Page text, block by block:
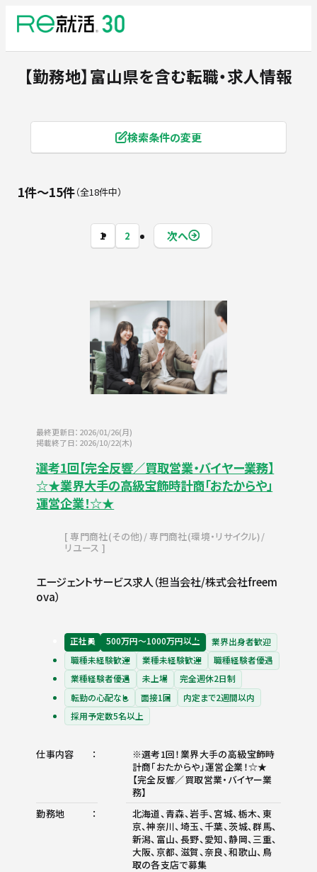
【勤務地】富山県を含む転職・求人情報
検索条件の変更
1 2 次へ
1件〜15件 全18件中
最終更新日：2026/01/26(月)
掲載終了日：2026/10/22(木)
選考1回【完全反響／買取営業・バイヤー業務】
☆★業界大手の高級宝飾時計商「おたからや」
運営企業！☆★
専門商社(その他) 専門商社(環境・リサイクル)
リユース
エージェントサービス求人（担当会社/株式会社freem
ova）
正社員 500万円〜1000万円以上
業界出身者歓迎
職種未経験歓迎
業種未経験歓迎
職種経験者優遇
業種経験者優遇
未上場
完全週休2日制
転勤の心配なし
面接1回
内定まで2週間以内
採用予定数5名以上
仕事内容
※選考1回！業界大手の高級宝飾時
計商「おたからや」運営企業！☆★
【完全反響／買取営業・バイヤー業
務】
勤務地
北海道、青森、岩手、宮城、栃木、東
京、神奈川、埼玉、千葉、茨城、群馬、
新潟、富山、長野、愛知、静岡、三重、
大阪、京都、滋賀、奈良、和歌山、鳥
取の各支店で募集